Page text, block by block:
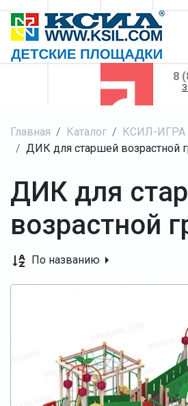
8
Главная Каталог
КСИЛ-ИГРА
ДИК для старшей возрастной
ДИК для
возрастной
По названию